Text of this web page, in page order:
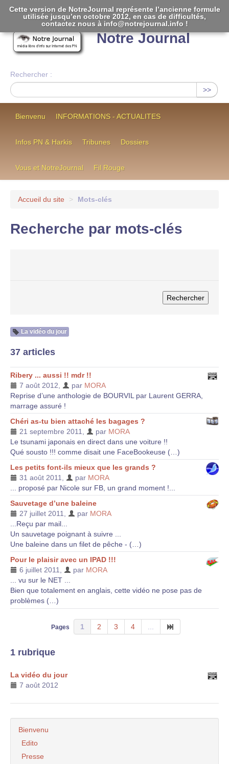
Notre Journal
Rechercher :
>>
Bienvenu INFORMATIONS - ACTUALITES
Infos PN & Harkis Tribunes Dossiers
Vous et NotreJournal Fil Rouge
Accueil du site > Mots-clés
Recherche par mots-clés
La vidéo du jour
37 articles
Ribery ... aussi !! mdr !!
7 août 2012
par MORA
Reprise d’une anthologie de BOURVIL par Laurent GERRA,
marrage assuré !
Chéri as-tu bien attaché les bagages ?
21 septembre 2011
par MORA
Le tsunami japonais en direct dans une voiture !!
Qué sousto !!! comme disait une FaceBookeuse (…)
Les petits font-ils mieux que les grands ?
31 août 2011
par MORA
... proposé par Nicole sur FB, un grand moment !...
Sauvetage d’une baleine
27 juillet 2011
par MORA
...Reçu par mail...
Un sauvetage poignant à suivre ...
Une baleine dans un filet de pêche - (…)
Pour le plaisir avec un IPAD !!!
6 juillet 2011
par MORA
... vu sur le NET ...
Bien que totalement en anglais, cette vidéo ne pose pas de
problèmes (…)
Pages 1 2 3 4
1 rubrique
La vidéo du jour
7 août 2012
Bienvenu
Edito
Presse
Cette version de NotreJournal représente l’ancienne formule
utilisée jusqu’en octobre 2012, en cas de difficultés,
contactez nous à info@notrejournal.info !